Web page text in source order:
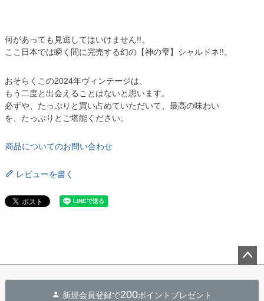
何があっても見逃してはいけません!!。
ここ日本では瞬く間に完売する幻の【神の雫】シャルドネ!!。
おそらくこの2024年ヴィンテージは、
もう二度と出会えることはないと思います。
必ずや、たっぷりと買い占めていただいて、最高の味わい
を、たっぷりとご堪能ください。
商品についてのお問い合わせ
レビューを書く
新規会員登録で200ポイントプレゼント